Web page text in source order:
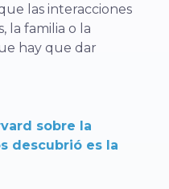
las interacciones
la familia o la
hay que dar
sobre la
descubrió es la